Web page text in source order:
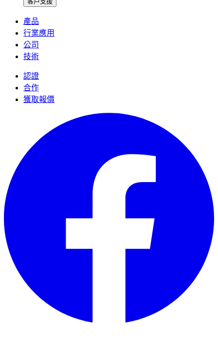
產品
行業應用
公司
技術
認證
合作
獲取報價